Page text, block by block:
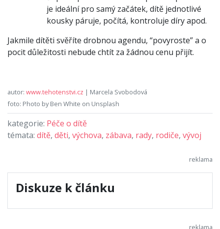
je ideální pro samý začátek, dítě jednotlivé
kousky páruje, počítá, kontroluje díry apod.
Jakmile dítěti svěříte drobnou agendu, “povyroste” a o
pocit důležitosti nebude chtít za žádnou cenu přijít.
autor: www.tehotenstvi.cz | Marcela Svobodová
foto: Photo by Ben White on Unsplash
kategorie: Péče o dítě
témata: dítě, děti, výchova, zábava, rady, rodiče, vývoj
Diskuze k článku